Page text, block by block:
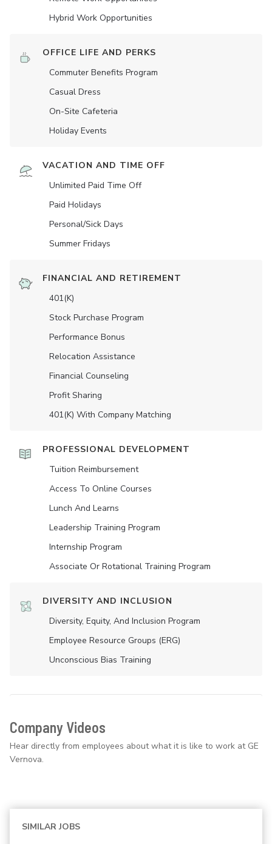
Hybrid Work Opportunities
OFFICE LIFE AND PERKS
Commuter Benefits Program
Casual Dress
On-Site Cafeteria
Holiday Events
VACATION AND TIME OFF
Unlimited Paid Time Off
Paid Holidays
Personal/Sick Days
Summer Fridays
FINANCIAL AND RETIREMENT
401(K)
Stock Purchase Program
Performance Bonus
Relocation Assistance
Financial Counseling
Profit Sharing
401(K) With Company Matching
PROFESSIONAL DEVELOPMENT
Tuition Reimbursement
Access To Online Courses
Lunch And Learns
Leadership Training Program
Internship Program
Associate Or Rotational Training Program
DIVERSITY AND INCLUSION
Diversity, Equity, And Inclusion Program
Employee Resource Groups (ERG)
Unconscious Bias Training
Company Videos
Hear directly from employees about what it is like to work at GE
Vernova.
SIMILAR JOBS